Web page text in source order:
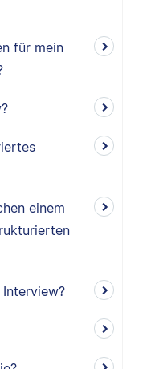
für mein
einem